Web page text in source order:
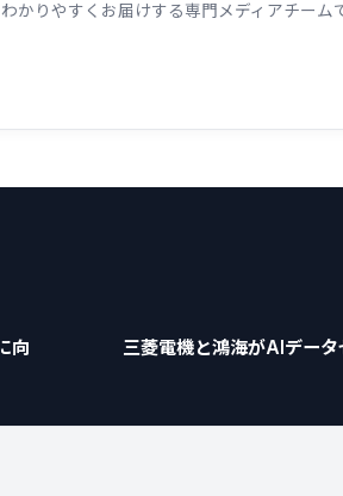
かりやすくお届けする専門メディアチー
向
三菱電機と鴻海がAIデー